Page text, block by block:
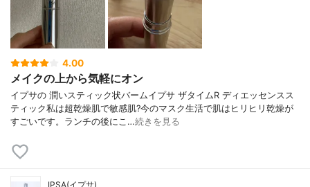
4.00
メイクの上から気軽にオン
イプサの 潤いスティック状バームイプサ ザタイムR ディエッセンスス
ティック私は超乾燥肌で敏感肌?今のマスク生活で肌はヒリヒリ乾燥が
すごいです。ランチの後にこ…続きを見る
IPSA(イプサ)